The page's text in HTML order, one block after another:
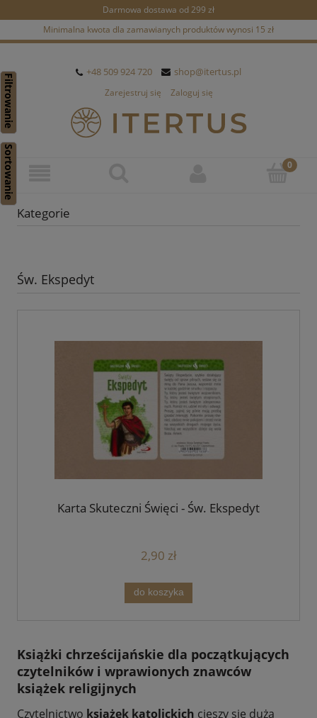
Darmowa dostawa od 299 zł
Minimalna kwota dla zamawianych produktów wynosi 15 zł
+48 509 924 720 shop@itertus.pl
Zarejestruj się Zaloguj się
Kategorie
Św. Ekspedyt
Karta Skuteczni Święci - Św. Ekspedyt
2,90 zł
do koszyka
Książki chrześcijańskie dla początkujących
czytelników i wprawionych znawców
książek religijnych
Czytelnictwo książek katolickich cieszy się duża
Filtrowanie
Sortowanie